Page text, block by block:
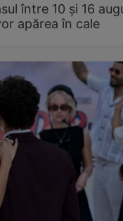
între 10 și 16
apărea în cale